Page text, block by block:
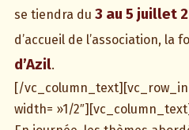
se tiendra du 3 au 5 juillet
d’accueil de l’association, la
d’Azil.
[/
width= »1/2″][vc_column_text]